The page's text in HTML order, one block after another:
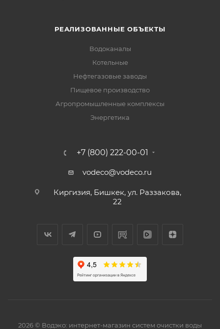
РЕАЛИЗОВАННЫЕ ОБЪЕКТЫ
Водоканалы
Котельные
Нефтегазовые заводы
Пищевое производство
Агропромышленные комплексы
Энергетика
+7 (800) 222-00-01
vodeco@vodeco.ru
Киргизия, Бишкек, ул. Раззакова,
22
2026 © Водэко: интернет-магазин систем очистки воды